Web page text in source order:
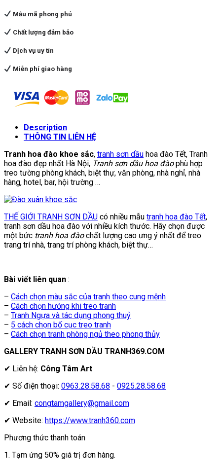
Mẫu mã phong phú
Chất lượng đảm bảo
Dịch vụ uy tín
Miễn phí giao hàng
Description
THÔNG TIN LIÊN HỆ
Tranh hoa đào khoe sắc, tranh sơn dầu hoa đào Tết, Tranh
hoa đào đẹp nhất Hà Nội, Tranh sơn dầu hoa đàophù hợp
treo tường phòng khách, biệt thự, văn phòng, nhà nghỉ, nhà
hàng, hotel, bar, hội trường …
THẾ GIỚI TRANH SƠN DẦU có nhiều mẫu tranh hoa đào Tết,
tranh sơn dầu hoa đào với nhiều kích thước. Hãy chọn được
một bức tranh hoa đàochất lượng cao ưng ý nhất để treo
trang trí nhà, trang trí phòng khách, biệt thự…
Bài viết liên quan :
– Cách chọn màu sắc của tranh theo cung mệnh
– Cách chọn hướng khi treo tranh
– Tranh Ngựa và tác dụng phong thuỷ
– 5 cách chọn bố cục treo tranh
– Cách chọn tranh phòng ngủ theo phong thủy
GALLERY TRANH SƠN DẦU TRANH369.COM
✔ Liên hệ: Công Tâm Art
✔ Số điện thoại: 0963.28.58.68 - 0925.28.58.68
✔ Email: congtamgallery@gmail.com
✔ Website: https://www.tranh360.com
Phương thức thanh toán
1. Tạm ứng 50% giá trị đơn hàng.